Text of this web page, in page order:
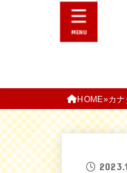
MENU
HOME カナ